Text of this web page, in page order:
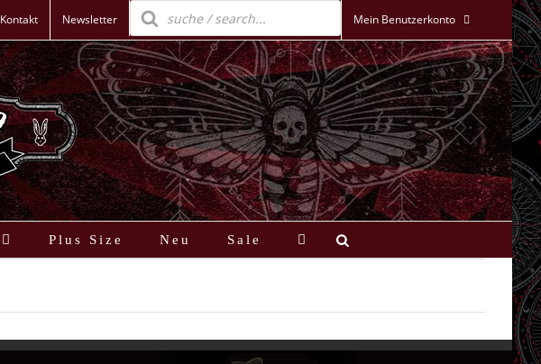
Kontakt Newsletter
Products
search Mein Benutzerkonto
Plus Size Neu Sale